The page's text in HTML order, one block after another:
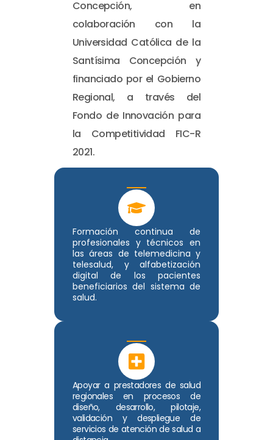
Formación continua de
profesionales y técnicos en
las áreas de telemedicina y
telesalud, y alfabetización
digital de los pacientes
beneficiarios del sistema de
salud.
Apoyar a prestadores de salud
regionales en procesos de
diseño, desarrollo, pilotaje,
validación y despliegue de
servicios de atención de salud a
Concepción, en
colaboración con la
Universidad Católica de la
Santísima Concepción y
financiado por el Gobierno
Regional, a través del
Fondo de Innovación para
la Competitividad FIC-R
2021.